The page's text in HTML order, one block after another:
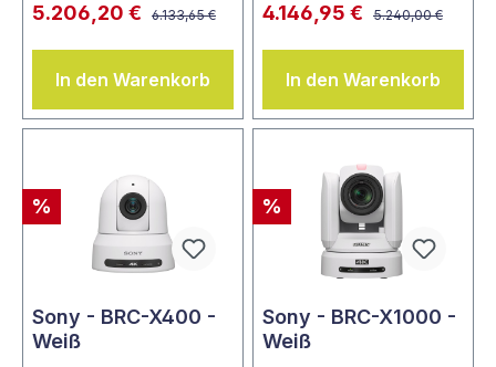
5.206,20 € 6.133,65 €
In den Warenkorb
4.146,95 € 5.240,00 €
In den Warenkorb
%
Sony - BRC-X400 -
Weiß
%
Sony - BRC-X1000 -
Weiß